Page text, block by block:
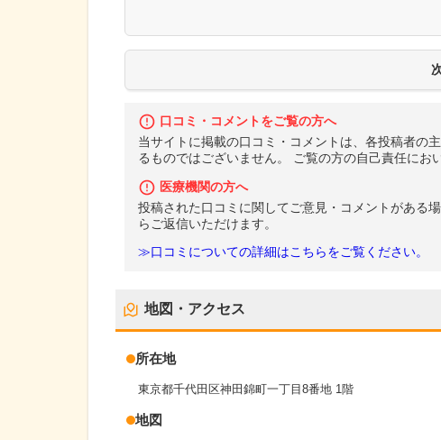
口コミ・コメントをご覧の方へ
当サイトに掲載の口コミ・コメントは、各投稿者の
るものではございません。 ご覧の方の自己責任にお
医療機関の方へ
投稿された口コミに関してご意見・コメントがある
らご返信いただけます。
≫口コミについての詳細はこちらをご覧ください。
地図・アクセス
所在地
東京都千代田区神田錦町一丁目8番地 1階
地図